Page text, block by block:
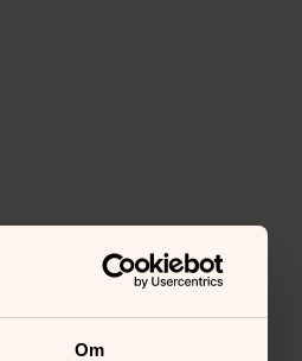
Om